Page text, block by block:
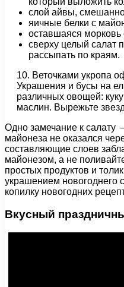
слой айвы,
яичные белки с
оставшаяся морковь
сверху целый салат
рассыпать по краям.
10. Веточками укропа
Украшения и бусы на
различных овощей:
маслин. Вырежьте
Одно замечание к салату
майонеза не оказался
составляющие слоев
майонезом, а не
простых продуктов и
украшением новогоднего
копилку новогодних
Вкусный